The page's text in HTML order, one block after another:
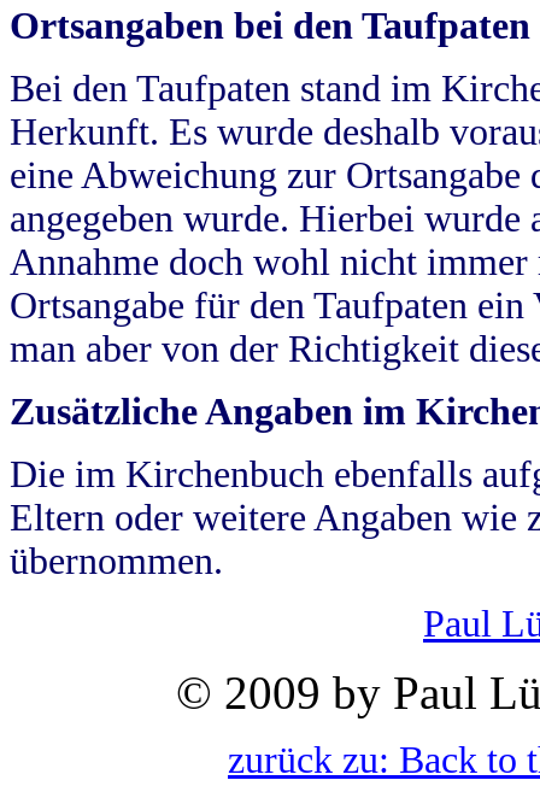
Ortsangaben bei den Taufpaten
Bei den Taufpaten stand im
Herkunft. Es wurde deshalb
eine Abweichung zur
angegeben wurde. Hierbei wurde
Annahme doch wohl nicht
Ortsangabe für den Taufpaten
man aber von der Richtigkeit
Zusätzliche Angaben im
Die im Kirchenbuch ebenfalls
Eltern oder weitere Angaben wie
übernommen.
Paul
© 2009 by Paul
zurück zu: Back to